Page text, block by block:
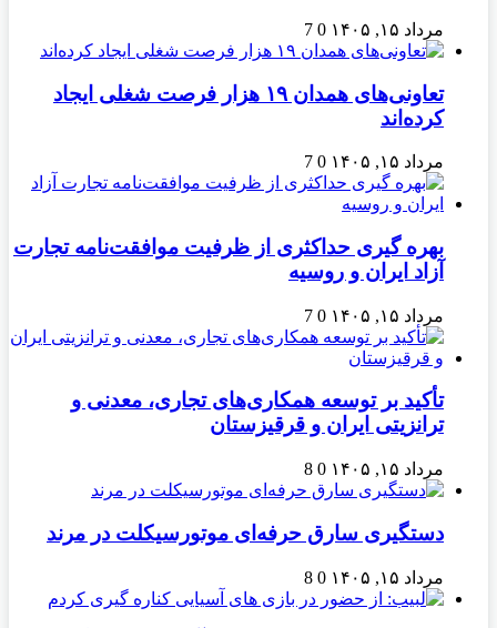
مرداد ۱۵, ۱۴۰۵ 0
7
تعاونی‌های همدان ۱۹ هزار فرصت شغلی ایجاد
کرده‌اند
مرداد ۱۵, ۱۴۰۵ 0
7
بهره گیری حداکثری از ظرفیت موافقت‌نامه تجارت
آزاد ایران و روسیه
مرداد ۱۵, ۱۴۰۵ 0
7
تأکید بر توسعه همکاری‌های تجاری، معدنی و
ترانزیتی ایران و قرقیزستان
مرداد ۱۵, ۱۴۰۵ 0
8
دستگیری سارق حرفه‌ای موتورسیکلت در مرند
مرداد ۱۵, ۱۴۰۵ 0
8